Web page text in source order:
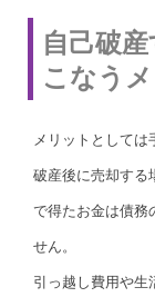
自己破
こなう
メリットとしては
破産後に売却する
で得たお金は債務
せん。
引っ越し費用や生